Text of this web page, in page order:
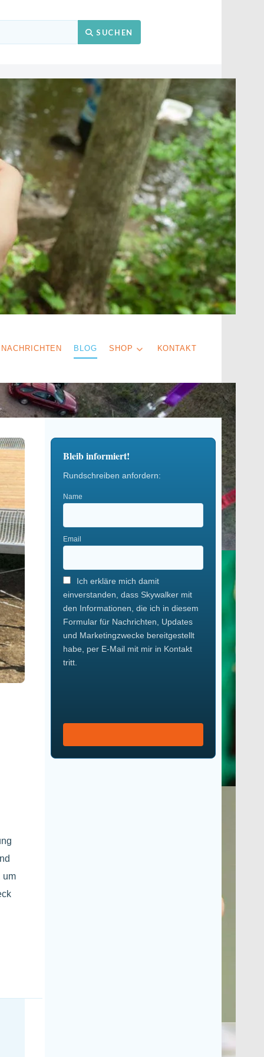
SUCHEN
NACHRICHTEN BLOG SHOP KONTAKT
um
Bleib informiert!
Rundschreiben anfordern:
Name
Email
Ich erkläre mich damit
einverstanden, dass Skywalker mit
den Informationen, die ich in diesem
Formular für Nachrichten, Updates
und Marketingzwecke bereitgestellt
habe, per E-Mail mit mir in Kontakt
tritt.